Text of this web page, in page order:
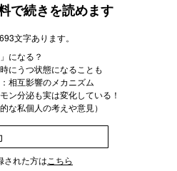
で続きを読めます
文字あります。
になる？
にうつ状態になることも
相互影響のメカニズム
ン分泌も実は変化している！
な私個人の考えや意見）
された方は こちら